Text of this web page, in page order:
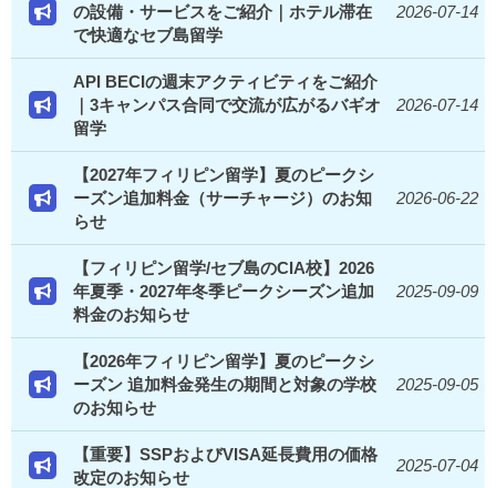
の設備・サービスをご紹介｜ホテル滞在
で快適なセブ島留学
2026-07-14
API BECIの週末アクティビティをご紹介
｜3キャンパス合同で交流が広がるバギオ
留学
2026-07-14
【2027年フィリピン留学】夏のピークシ
ーズン追加料金（サーチャージ）のお知
らせ
2026-06-22
【フィリピン留学/セブ島のCIA校】2026
年夏季・2027年冬季ピークシーズン追加
料金のお知らせ
2025-09-09
【2026年フィリピン留学】夏のピークシ
ーズン 追加料金発生の期間と対象の学校
のお知らせ
2025-09-05
【重要】SSPおよびVISA延長費用の価格
改定のお知らせ
2025-07-04